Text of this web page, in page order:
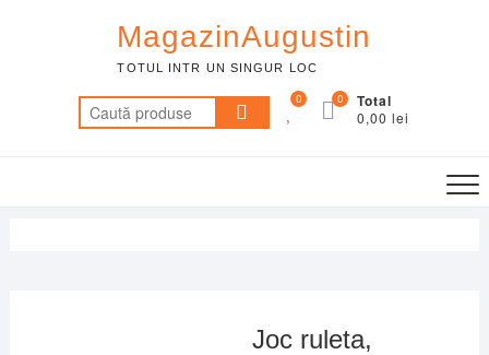
MagazinAugustin
TOTUL INTR UN SINGUR LOC
Caută
după:
0 Total
0,00 lei
0
Joc ruleta,